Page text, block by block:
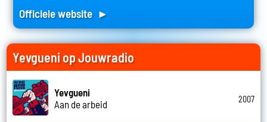
Officiele website ►
Yevgueni op Jouwradio
Yevgueni
Aan de arbeid
2007